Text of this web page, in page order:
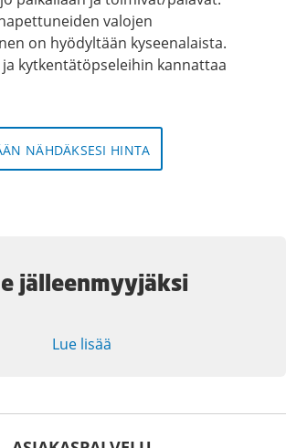
valojen
on hyödyltään kyseenalaista.
kytkentätöpseleihin kannattaa
NÄHDÄKSESI HINTA
jälleenmyyjäksi
Lue lisää